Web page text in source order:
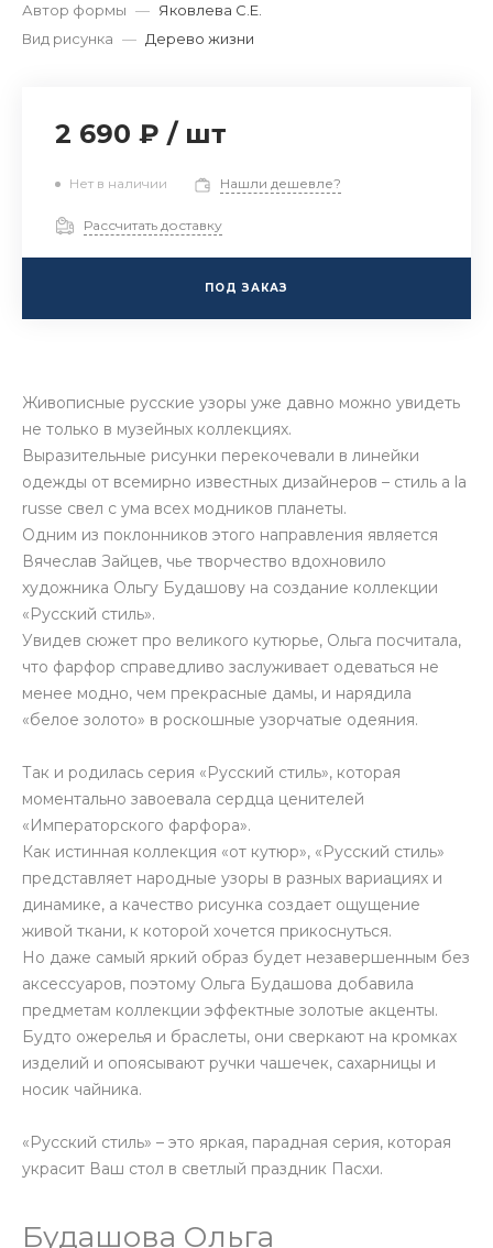
Автор формы — Яковлева С.Е.
Вид рисунка — Дерево жизни
2 690 ₽ / шт
Нет в наличии Нашли дешевле?
Рассчитать доставку
ПОД ЗАКАЗ
Живописные русские узоры уже давно можно увидеть
не только в музейных коллекциях.
Выразительные рисунки перекочевали в линейки
одежды от всемирно известных дизайнеров – стиль a la
russe свел с ума всех модников планеты.
Одним из поклонников этого направления является
Вячеслав Зайцев, чье творчество вдохновило
художника Ольгу Будашову на создание коллекции
«Русский стиль».
Увидев сюжет про великого кутюрье, Ольга посчитала,
что фарфор справедливо заслуживает одеваться не
менее модно, чем прекрасные дамы, и нарядила
«белое золото» в роскошные узорчатые одеяния.
Так и родилась серия «Русский стиль», которая
моментально завоевала сердца ценителей
«Императорского фарфора».
Как истинная коллекция «от кутюр», «Русский стиль»
представляет народные узоры в разных вариациях и
динамике, а качество рисунка создает ощущение
живой ткани, к которой хочется прикоснуться.
Но даже самый яркий образ будет незавершенным без
аксессуаров, поэтому Ольга Будашова добавила
предметам коллекции эффектные золотые акценты.
Будто ожерелья и браслеты, они сверкают на кромках
изделий и опоясывают ручки чашечек, сахарницы и
носик чайника.
«Русский стиль» – это яркая, парадная серия, которая
украсит Ваш стол в светлый праздник Пасхи.
Будашова Ольга